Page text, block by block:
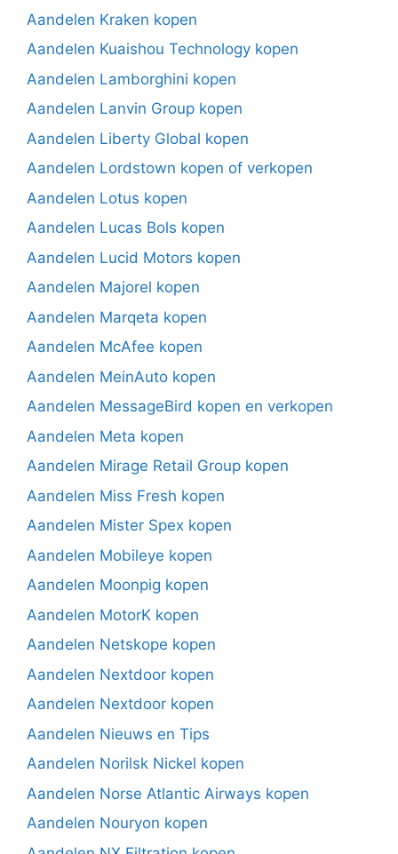
Aandelen Kraken kopen
Aandelen Kuaishou Technology kopen
Aandelen Lamborghini kopen
Aandelen Lanvin Group kopen
Aandelen Liberty Global kopen
Aandelen Lordstown kopen of verkopen
Aandelen Lotus kopen
Aandelen Lucas Bols kopen
Aandelen Lucid Motors kopen
Aandelen Majorel kopen
Aandelen Marqeta kopen
Aandelen McAfee kopen
Aandelen MeinAuto kopen
Aandelen MessageBird kopen en verkopen
Aandelen Meta kopen
Aandelen Mirage Retail Group kopen
Aandelen Miss Fresh kopen
Aandelen Mister Spex kopen
Aandelen Mobileye kopen
Aandelen Moonpig kopen
Aandelen MotorK kopen
Aandelen Netskope kopen
Aandelen Nextdoor kopen
Aandelen Nextdoor kopen
Aandelen Nieuws en Tips
Aandelen Norilsk Nickel kopen
Aandelen Norse Atlantic Airways kopen
Aandelen Nouryon kopen